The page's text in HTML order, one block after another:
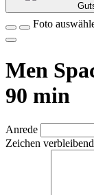
Foto
Men
90 min
Anrede
Zeichen verbleibend